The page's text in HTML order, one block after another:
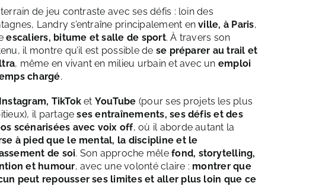
de jeu contraste avec ses défis : loin des
Landry s’entraîne principalement enville, à Paris,
escaliers, bitume et salle de sport. À travers son
il montre qu’il est possible de se préparer au trail et
, même en vivant en milieu urbain et avec un emploi
chargé.
Instagram, TikTok et YouTube (pour ses projets les plus
il partageses entraînements, ses défis et des
scénarisées avec voix off, où il aborde autant la
à pied que le mental, la discipline et le
de soi. Son approche mêlefond, storytelling,
et humour, avec une volonté claire : montrer que
peut repousser ses limites et aller plus loin que ce